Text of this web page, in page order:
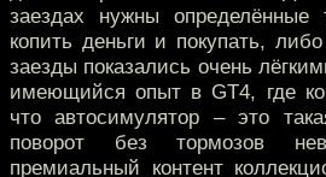
заездах нужны
копить деньги и покупать,
заезды показались очень
имеющийся опыт в GT4, где
что автосимулятор – это
поворот без тормозов
премиальный контент